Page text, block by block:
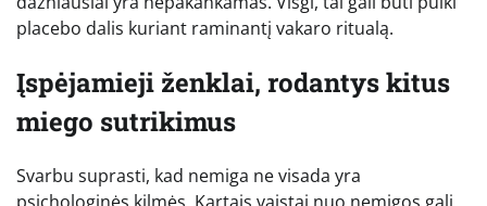
placebo dalis kuriant raminantį vakaro ritualą.
Įspėjamieji ženklai, rodantys kitus
miego sutrikimus
Svarbu suprasti, kad nemiga ne visada yra